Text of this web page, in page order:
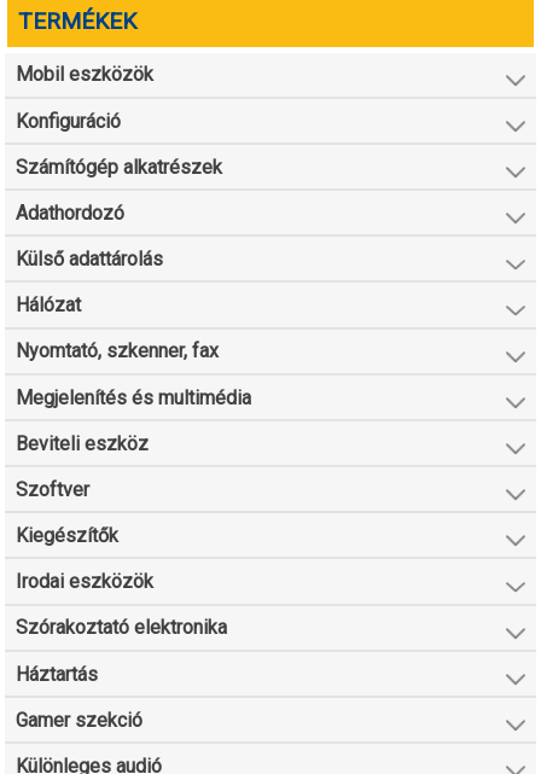
TERMÉKEK
Mobil eszközök
Konfiguráció
Számítógép alkatrészek
Adathordozó
Külső adattárolás
Hálózat
Nyomtató, szkenner, fax
Megjelenítés és multimédia
Beviteli eszköz
Szoftver
Kiegészítők
Irodai eszközök
Szórakoztató elektronika
Háztartás
Gamer szekció
Különleges audió